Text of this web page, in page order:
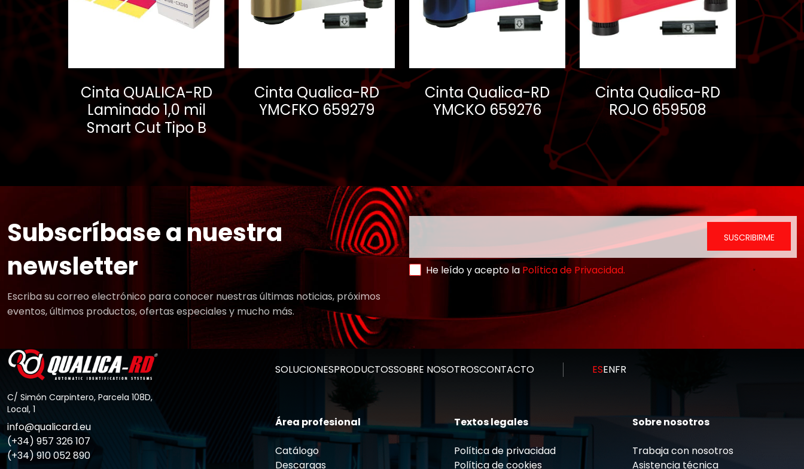
Cinta QUALICA-RD
Laminado 1,0 mil
Smart Cut Tipo B
Cinta Qualica-RD
YMCFKO 659279
Cinta Qualica-RD
YMCKO 659276
Cinta Qualica-RD
ROJO 659508
Subscríbase a nuestra
newsletter
Escriba su correo electrónico para conocer nuestras últimas noticias, próximos
eventos, últimos productos, ofertas especiales y mucho más.
He leído y acepto la Política de Privacidad.
C/ Simón Carpintero, Parcela 108D,
Local, 1
info@qualicard.eu
(+34) 957 326 107
(+34) 910 052 890
SOLUCIONESPRODUCTOSSOBRE NOSOTROSCONTACTO ESENFR
Área profesional
Catálogo
Descargas
Textos legales
Política de privacidad
Política de cookies
Sobre nosotros
Trabaja con nosotros
Asistencia técnica